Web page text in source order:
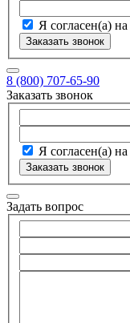
Я согласен(а) на
Заказать звонок
8 (800) 707-65-90
Заказать звонок
Я согласен(а) на
Заказать звонок
Задать вопрос